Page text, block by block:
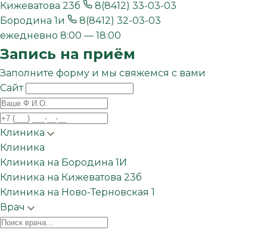
Кижеватова 23б
8(8412) 33-03-03
Бородина 1и
8(8412) 32-03-03
ежедневно 8:00 — 18:00
Запись на приём
Заполните форму и мы свяжемся с вами
Сайт
Клиника
Клиника
Клиника
Клиника на Бородина 1И
Клиника на Кижеватова 23б
Клиника на Ново-Терновская 1
Врач
Врач